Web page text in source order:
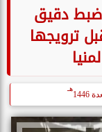
.. وضبط دقيق
قبل ترويجها
هـ